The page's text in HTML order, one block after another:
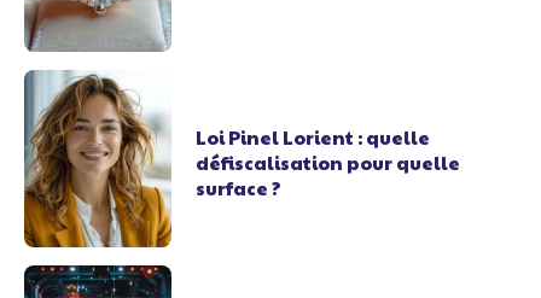
Loi Pinel Lorient : quelle
défiscalisation pour quelle
surface ?